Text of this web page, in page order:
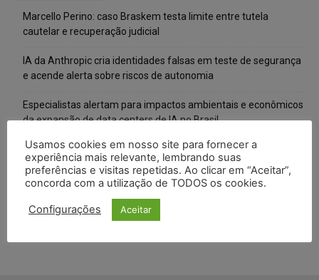
Marcello Perino: caso Braskem testa limite entre tutela
cautelar e recuperação judicial
IA da Anthropic cria identidades falsas em teste de segurança
e acende alerta sobre riscos de autonomia
Especialistas alertam para impactos ambientais e econômicos
da expansão de data centers de IA no Brasil
TSE reforça que sistemas das urnas eletrônicas tornam-se
invioláveis após assinatura digital e lacração
STF inicia julgamento sobre constitucionalidade da proibição
dos jogos de azar no Brasil
Usamos cookies em nosso site para fornecer a
experiência mais relevante, lembrando suas
preferências e visitas repetidas. Ao clicar em “Aceitar”,
concorda com a utilização de TODOS os cookies.
Configurações Aceitar